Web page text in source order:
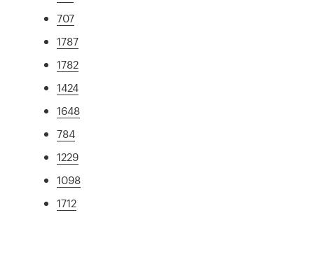
707
1787
1782
1424
1648
784
1229
1098
1712